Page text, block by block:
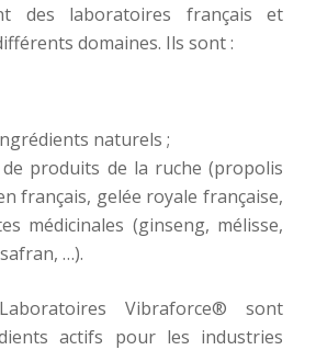
des laboratoires français et
domaines. Ils sont :
naturels ;
produits de la ruche (propolis
français, gelée royale française,
médicinales (ginseng, mélisse,
…).
Vibraforce® sont
actifs pour les industries